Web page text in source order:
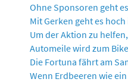
Ohne Sponsoren geht
Mit Gerken geht es
Um der Aktion zu
Automeile wird zum
Die Fortuna fährt am
Wenn Erdbeeren wie